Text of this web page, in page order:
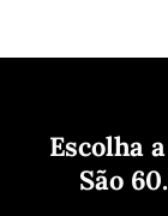
Escolha
São